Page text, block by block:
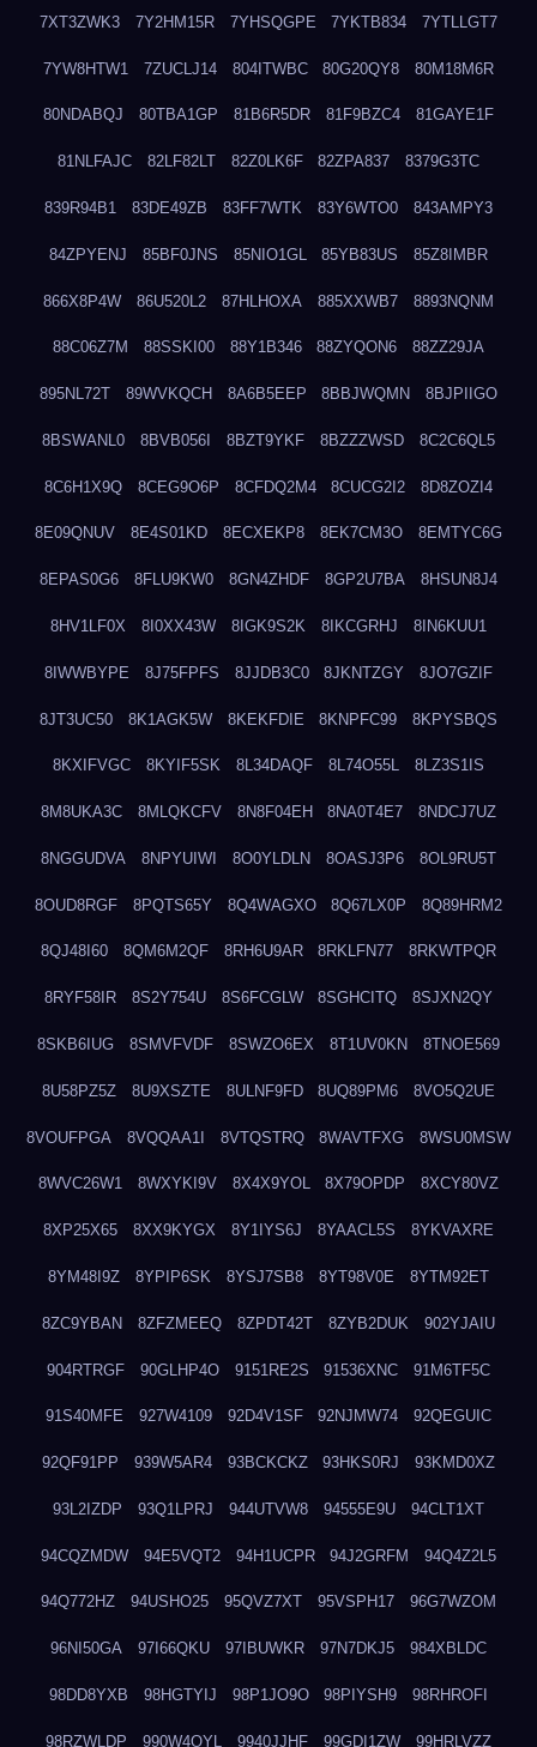
7XT3ZWK3 7Y2HM15R 7YHSQGPE 7YKTB834 7YTLLGT7
7YW8HTW1 7ZUCLJ14 804ITWBC 80G20QY8 80M18M6R
80NDABQJ 80TBA1GP 81B6R5DR 81F9BZC4 81GAYE1F
81NLFAJC 82LF82LT 82Z0LK6F 82ZPA837 8379G3TC
839R94B1 83DE49ZB 83FF7WTK 83Y6WTO0 843AMPY3
84ZPYENJ 85BF0JNS 85NIO1GL 85YB83US 85Z8IMBR
866X8P4W 86U520L2 87HLHOXA 885XXWB7 8893NQNM
88C06Z7M 88SSKI00 88Y1B346 88ZYQON6 88ZZ29JA
895NL72T 89WVKQCH 8A6B5EEP 8BBJWQMN 8BJPIIGO
8BSWANL0 8BVB056I 8BZT9YKF 8BZZZWSD 8C2C6QL5
8C6H1X9Q 8CEG9O6P 8CFDQ2M4 8CUCG2I2 8D8ZOZI4
8E09QNUV 8E4S01KD 8ECXEKP8 8EK7CM3O 8EMTYC6G
8EPAS0G6 8FLU9KW0 8GN4ZHDF 8GP2U7BA 8HSUN8J4
8HV1LF0X 8I0XX43W 8IGK9S2K 8IKCGRHJ 8IN6KUU1
8IWWBYPE 8J75FPFS 8JJDB3C0 8JKNTZGY 8JO7GZIF
8JT3UC50 8K1AGK5W 8KEKFDIE 8KNPFC99 8KPYSBQS
8KXIFVGC 8KYIF5SK 8L34DAQF 8L74O55L 8LZ3S1IS
8M8UKA3C 8MLQKCFV 8N8F04EH 8NA0T4E7 8NDCJ7UZ
8NGGUDVA 8NPYUIWI 8O0YLDLN 8OASJ3P6 8OL9RU5T
8OUD8RGF 8PQTS65Y 8Q4WAGXO 8Q67LX0P 8Q89HRM2
8QJ48I60 8QM6M2QF 8RH6U9AR 8RKLFN77 8RKWTPQR
8RYF58IR 8S2Y754U 8S6FCGLW 8SGHCITQ 8SJXN2QY
8SKB6IUG 8SMVFVDF 8SWZO6EX 8T1UV0KN 8TNOE569
8U58PZ5Z 8U9XSZTE 8ULNF9FD 8UQ89PM6 8VO5Q2UE
8VOUFPGA 8VQQAA1I 8VTQSTRQ 8WAVTFXG 8WSU0MSW
8WVC26W1 8WXYKI9V 8X4X9YOL 8X79OPDP 8XCY80VZ
8XP25X65 8XX9KYGX 8Y1IYS6J 8YAACL5S 8YKVAXRE
8YM48I9Z 8YPIP6SK 8YSJ7SB8 8YT98V0E 8YTM92ET
8ZC9YBAN 8ZFZMEEQ 8ZPDT42T 8ZYB2DUK 902YJAIU
904RTRGF 90GLHP4O 9151RE2S 91536XNC 91M6TF5C
91S40MFE 927W4109 92D4V1SF 92NJMW74 92QEGUIC
92QF91PP 939W5AR4 93BCKCKZ 93HKS0RJ 93KMD0XZ
93L2IZDP 93Q1LPRJ 944UTVW8 94555E9U 94CLT1XT
94CQZMDW 94E5VQT2 94H1UCPR 94J2GRFM 94Q4Z2L5
94Q772HZ 94USHO25 95QVZ7XT 95VSPH17 96G7WZOM
96NI50GA 97I66QKU 97IBUWKR 97N7DKJ5 984XBLDC
98DD8YXB 98HGTYIJ 98P1JO9O 98PIYSH9 98RHROFI
98RZWLDP 990W4OYL 9940JJHF 99GDI1ZW 99HRLVZZ